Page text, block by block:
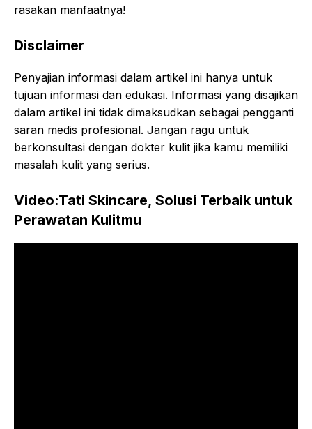
rasakan manfaatnya!
Disclaimer
Penyajian informasi dalam artikel ini hanya untuk
tujuan informasi dan edukasi. Informasi yang disajikan
dalam artikel ini tidak dimaksudkan sebagai pengganti
saran medis profesional. Jangan ragu untuk
berkonsultasi dengan dokter kulit jika kamu memiliki
masalah kulit yang serius.
Video:Tati Skincare, Solusi Terbaik untuk
Perawatan Kulitmu